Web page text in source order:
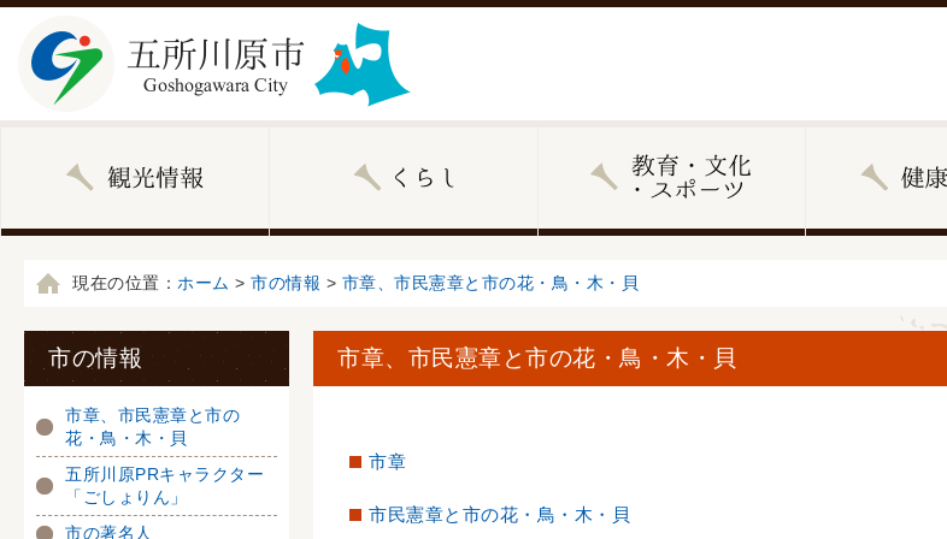
現在の位置： ホーム > 市の情報 > 市章、市民憲章と市の花・鳥・木・貝
市章、市民憲章と市の花・鳥・木・貝
市章
市民憲章と市の花・鳥・木・貝
市の情報
市章、市民憲章と市の
花・鳥・木・貝
五所川原PRキャラクター
「ごしょりん」
市の著名人